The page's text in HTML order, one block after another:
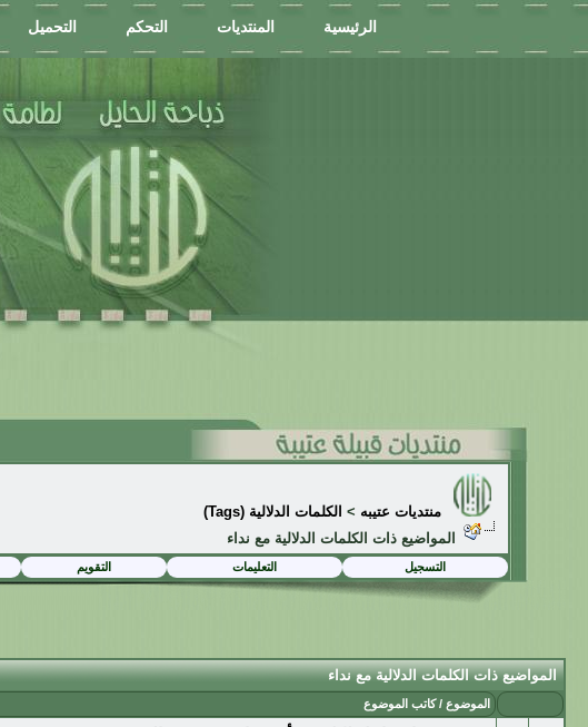
الرئيسية المنتديات التحكم التحميل
منتديات عتيبه > الكلمات الدلالية (Tags)
المواضيع ذات الكلمات الدلالية مع نداء
التسجيل التعليمات التقويم
المواضيع ذات الكلمات الدلالية معنداء
الموضوع / كاتب الموضوع